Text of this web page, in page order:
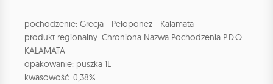
pochodzenie: Grecja - Peloponez - Kalamata
produkt regionalny: Chroniona Nazwa Pochodzenia P.D.O.
KALAMATA
opakowanie: puszka 1L
kwasowość: 0,38%